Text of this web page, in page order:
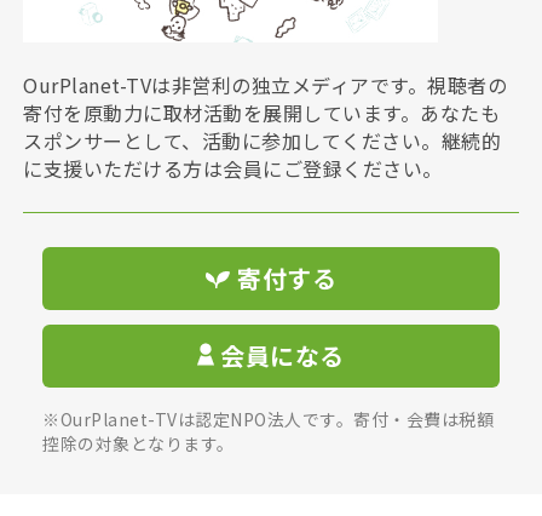
OurPlanet-TVは非営利の独立メディアです。視聴者の
寄付を原動力に取材活動を展開しています。あなたも
スポンサーとして、活動に参加してください。継続的
に支援いただける方は会員にご登録ください。
寄付する
会員になる
※OurPlanet-TVは認定NPO法人です。寄付・会費は税額
控除の対象となります。